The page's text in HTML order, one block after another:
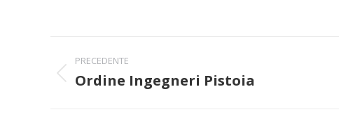
Naviga
tra
PRECEDENTE
Post
Ordine Ingegneri Pistoia